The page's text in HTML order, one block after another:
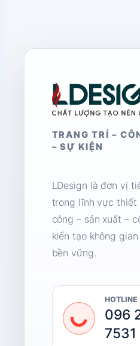
TRANG TRÍ –
– SỰ KIỆN
LDesign là đơn vị
trong lĩnh vực thiết
công – sản xuất –
kiến tạo không
bền vững.
HOTLINE
096
7531